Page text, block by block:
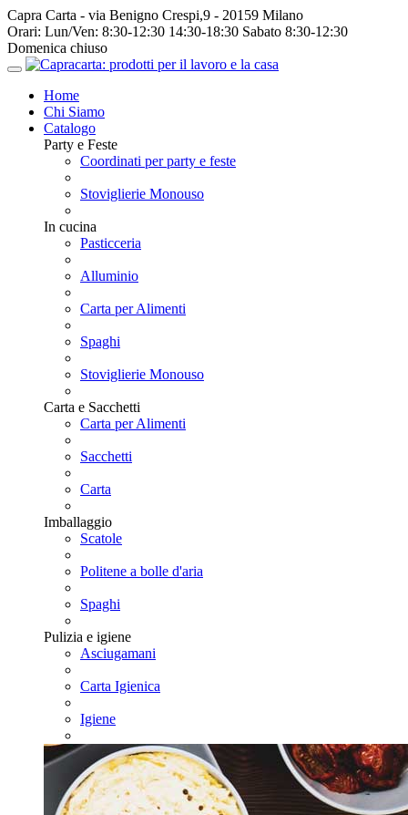
Capra Carta - via Benigno Crespi,9 - 20159 Milano
Orari: Lun/Ven: 8:30-12:30 14:30-18:30 Sabato 8:30-12:30
Domenica chiuso
Home
Chi Siamo
Catalogo
Party e Feste
Coordinati per party e feste
Stoviglierie Monouso
In cucina
Pasticceria
Alluminio
Carta per Alimenti
Spaghi
Stoviglierie Monouso
Carta e Sacchetti
Carta per Alimenti
Sacchetti
Carta
Imballaggio
Scatole
Politene a bolle d'aria
Spaghi
Pulizia e igiene
Asciugamani
Carta Igienica
Igiene